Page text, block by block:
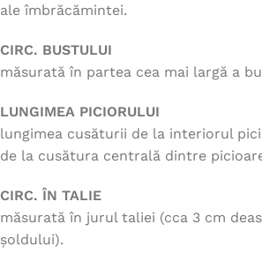
ale îmbrăcămintei.
CIRC. BUSTULUI
măsurată în partea cea mai largă a
LUNGIMEA PICIORULUI
lungimea cusăturii de la interiorul
de la cusătura centrală dintre
CIRC. ÎN TALIE
măsurată în jurul taliei (cca 3 cm
șoldului).